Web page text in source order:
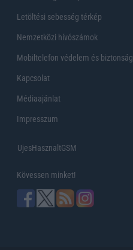
Letöltési sebesség térkép
Nemzetközi hívószámok
Mobiltelefon védelem és biztonság
Kapcsolat
Médiaajánlat
Impresszum
UjesHasznaltGSM
Kövessen minket!